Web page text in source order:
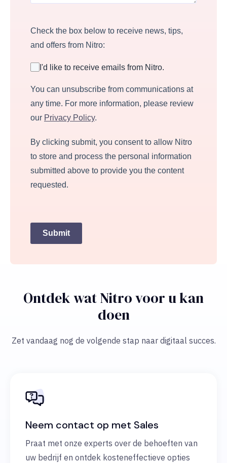
Check the box below to receive news, tips,
and offers from Nitro:
I'd like to receive emails from Nitro.
You can unsubscribe from communications at
any time. For more information, please review
our Privacy Policy.
By clicking submit, you consent to allow Nitro
to store and process the personal information
submitted above to provide you the content
requested.
Submit
Ontdek wat Nitro voor u kan
doen
Zet vandaag nog de volgende stap naar digitaal succes.
Neem contact op met Sales
Praat met onze experts over de behoeften van
uw bedrijf en ontdek kosteneffectieve opties